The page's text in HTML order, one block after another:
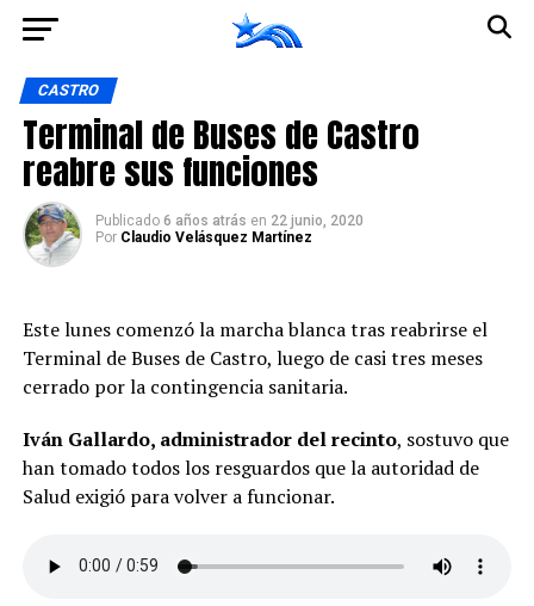
CASTRO
Terminal de Buses de Castro
reabre sus funciones
Publicado 6 años atrás en 22 junio, 2020
Por Claudio Velásquez Martínez
Este lunes comenzó la marcha blanca tras reabrirse el
Terminal de Buses de Castro, luego de casi tres meses
cerrado por la contingencia sanitaria.
Iván Gallardo, administrador del recinto, sostuvo que
han tomado todos los resguardos que la autoridad de
Salud exigió para volver a funcionar.
Ir a la versión móvil